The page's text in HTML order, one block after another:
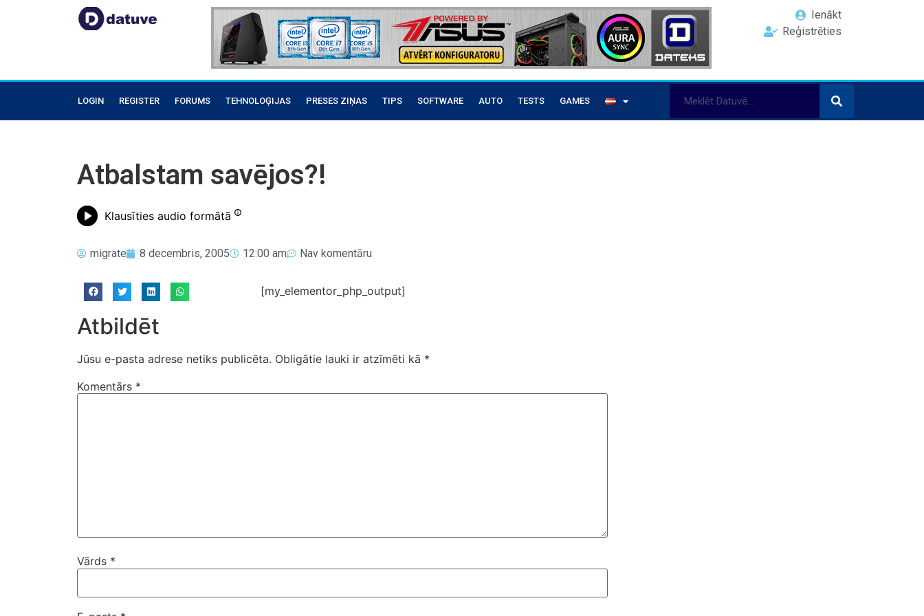
Ienākt
Reģistrēties
LOGIN REGISTER FORUMS TEHNOLOĢIJAS PRESES ZIŅAS TIPS SOFTWARE AUTO TESTS GAMES
Atbalstam savējos?!
Klausīties audio formātā
migrate 8 decembris, 2005 12:00 am Nav komentāru
[my_elementor_php_output]
Atbildēt
Jūsu e-pasta adrese netiks publicēta. Obligātie lauki ir atzīmēti kā *
Komentārs *
Vārds *